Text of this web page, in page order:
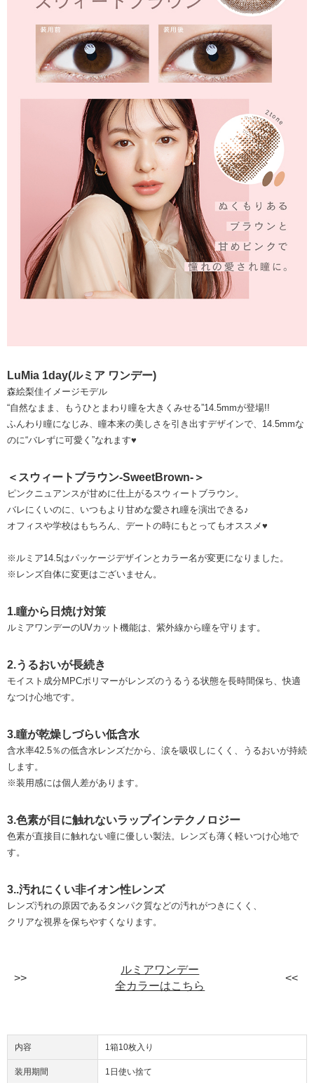
LuMia 1day(ルミア ワンデー)
森絵梨佳イメージモデル
“自然なまま、もうひとまわり瞳を大きくみせる”14.5mmが登場!!
ふんわり瞳になじみ、瞳本来の美しさを引き出すデザインで、14.5mmな
のに“バレずに可愛く”なれます♥
＜スウィートブラウン-SweetBrown-＞
ピンクニュアンスが甘めに仕上がるスウィートブラウン。
バレにくいのに、いつもより甘めな愛され瞳を演出できる♪
オフィスや学校はもちろん、デートの時にもとってもオススメ♥
※ルミア14.5はパッケージデザインとカラー名が変更になりました。
※レンズ自体に変更はございません。
1.瞳から日焼け対策
ルミアワンデーのUVカット機能は、紫外線から瞳を守ります。
2.うるおいが長続き
モイスト成分MPCポリマーがレンズのうるうる状態を長時間保ち、快適
なつけ心地です。
3.瞳が乾燥しづらい低含水
含水率42.5％の低含水レンズだから、涙を吸収しにくく、うるおいが持続
します。
※装用感には個人差があります。
3.色素が目に触れないラップインテクノロジー
色素が直接目に触れない瞳に優しい製法。レンズも薄く軽いつけ心地で
す。
3..汚れにくい非イオン性レンズ
レンズ汚れの原因であるタンパク質などの汚れがつきにくく、
クリアな視界を保ちやすくなります。
ルミアワンデー
全カラーはこちら
内容 1箱10枚入り
装用期間 1日使い捨て